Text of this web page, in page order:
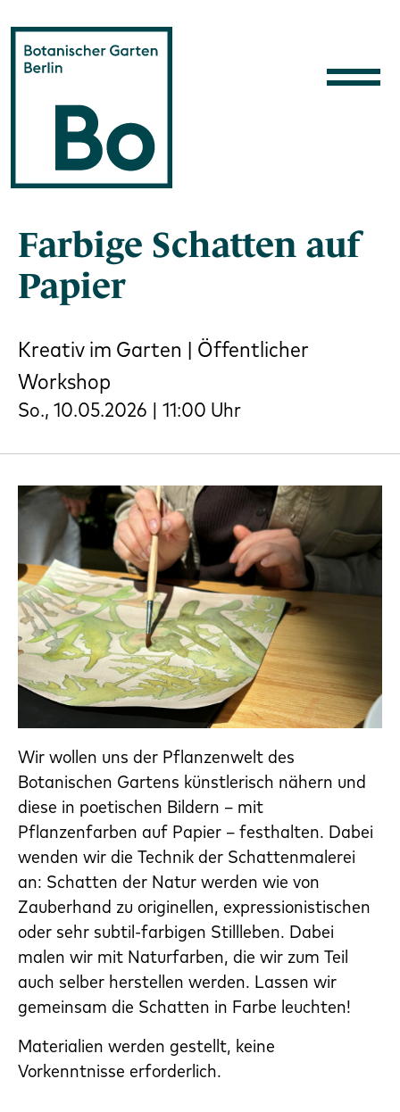
Farbige Schatten auf
Papier
Kreativ im Garten | Öffentlicher
Workshop
So., 10.05.2026 | 11:00 Uhr
Wir wollen uns der Pflanzenwelt des
Botanischen Gartens künstlerisch nähern und
diese in poetischen Bildern – mit
Pflanzenfarben auf Papier – festhalten. Dabei
wenden wir die Technik der Schattenmalerei
an: Schatten der Natur werden wie von
Zauberhand zu originellen, expressionistischen
oder sehr subtil-farbigen Stillleben. Dabei
malen wir mit Naturfarben, die wir zum Teil
auch selber herstellen werden. Lassen wir
gemeinsam die Schatten in Farbe leuchten!
Materialien werden gestellt, keine
Vorkenntnisse erforderlich.